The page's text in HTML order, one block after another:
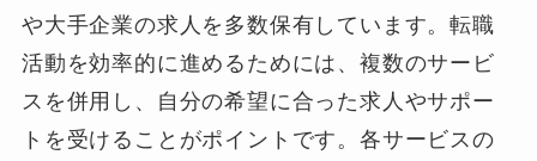
や大手企業の求人を多数保有しています。転職
活動を効率的に進めるためには、複数のサービ
スを併用し、自分の希望に合った求人やサポー
トを受けることがポイントです。各サービスの